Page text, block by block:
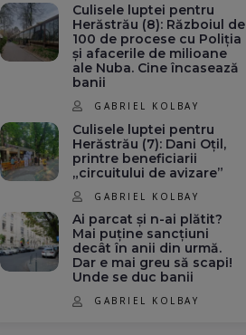
Culisele luptei pentru
Herăstrău (8): Războiul de
100 de procese cu Poliția
și afacerile de milioane
ale Nuba. Cine încasează
banii
GABRIEL KOLBAY
Culisele luptei pentru
Herăstrău (7): Dani Oțil,
printre beneficiarii
„circuitului de avizare”
GABRIEL KOLBAY
Ai parcat și n-ai plătit?
Mai puține sancțiuni
decât în anii din urmă.
Dar e mai greu să scapi!
Unde se duc banii
GABRIEL KOLBAY